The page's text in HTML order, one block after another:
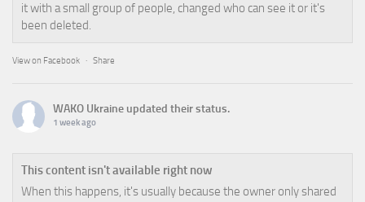
it with a small group of people, changed who can see it or it's
been deleted.
View on Facebook · Share
WAKO Ukraine updated their status.
1 week ago
This content isn't available right now
When this happens, it's usually because the owner only shared